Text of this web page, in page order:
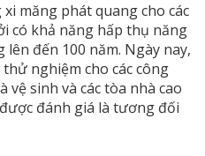
măng phát quang cho các
có khả năng hấp thụ năng
đến 100 năm. Ngày nay,
nghiệm cho các công
sinh và các tòa nhà cao
đánh giá là tương đối